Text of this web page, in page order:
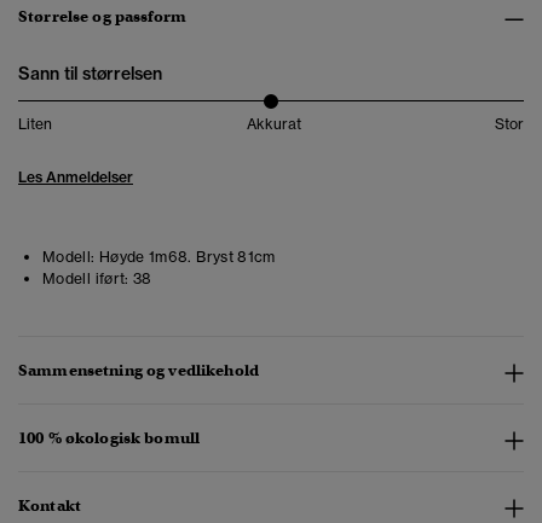
Størrelse og passform
Sann til størrelsen
Liten Akkurat Stor
Les Anmeldelser
Modell: Høyde 1m68. Bryst 81cm
Modell iført: 38
Sammensetning og vedlikehold
100 % økologisk bomull
Kontakt